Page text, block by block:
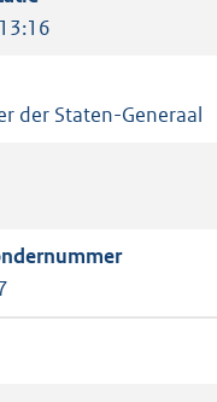
der Staten-Generaal